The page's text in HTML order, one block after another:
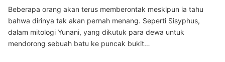
Beberapa orang akan terus memberontak meskipun ia tahu
bahwa dirinya tak akan pernah menang. Seperti Sisyphus,
dalam mitologi Yunani, yang dikutuk para dewa untuk
mendorong sebuah batu ke puncak bukit…